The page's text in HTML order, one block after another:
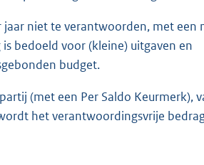
niet te verantwoorden, met een
bedoeld voor (kleine) uitgaven en
budget.
(met een Per Saldo Keurmerk),
het verantwoordingsvrije